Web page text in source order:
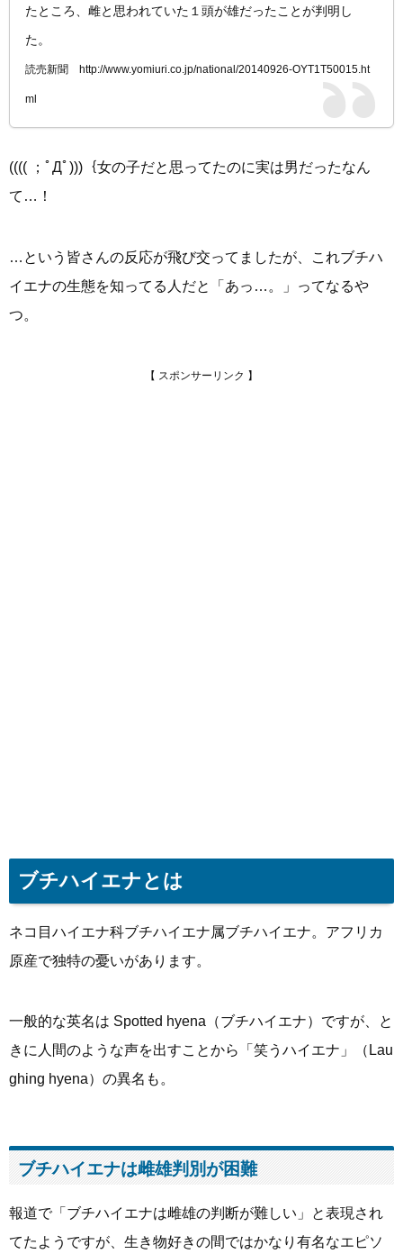
たところ、雌と思われていた１頭が雄だったことが判明し
た。
読売新聞 http://www.yomiuri.co.jp/national/20140926-OYT1T50015.ht
ml
(((( ；ﾟДﾟ)))｛女の子だと思ってたのに実は男だったなん
て…！
…という皆さんの反応が飛び交ってましたが、これブチハ
イエナの生態を知ってる人だと「あっ…。」ってなるや
つ。
ブチハイエナとは
ネコ目ハイエナ科ブチハイエナ属ブチハイエナ。アフリカ
原産で独特の憂いがあります。
一般的な英名は Spotted hyena（ブチハイエナ）ですが、と
きに人間のような声を出すことから「笑うハイエナ」（Lau
ghing hyena）の異名も。
ブチハイエナは雌雄判別が困難
報道で「ブチハイエナは雌雄の判断が難しい」と表現され
てたようですが、生き物好きの間ではかなり有名なエピソ